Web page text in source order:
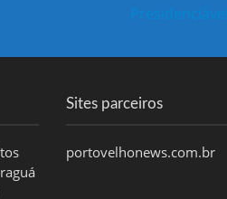
Sites parceiros
portovelhonews.com.br